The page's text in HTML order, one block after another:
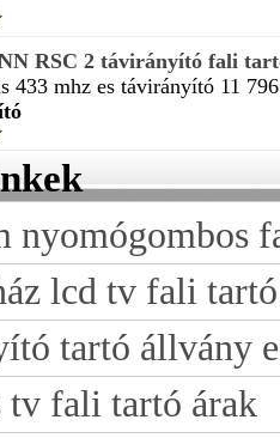
RSC 2 távirányító fali
433 mhz es távirányító 11
nyomógombos
lcd tv fali tartó
tartó állvány
tv fali tartó árak